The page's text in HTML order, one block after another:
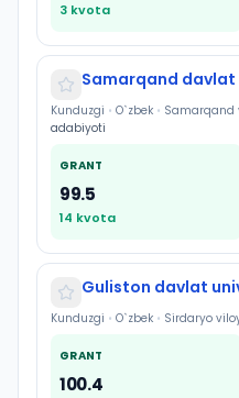
3 kvota
Samarqand
Kunduzgi • O`zbek • Samarqand
adabiyoti
GRANT
99.5
14 kvota
Guliston davlat
Kunduzgi • O`zbek • Sirdaryo
GRANT
100.4